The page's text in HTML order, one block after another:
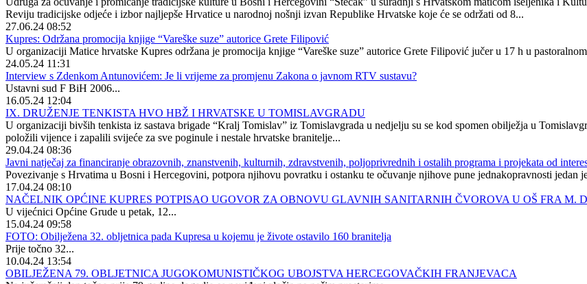
Reviju tradicijske odjeće i izbor najljepše Hrvatice u narodnoj nošnji izvan Republike Hrvatske koje će se održati od 8...
27.06.24 08:52
Kupres: Održana promocija knjige “Vareške suze” autorice Grete Filipović
U organizaciji Matice hrvatske Kupres održana je promocija knjige “Vareške suze” autorice Grete Filipović jučer u 17 h u
24.05.24 11:31
Interview s Zdenkom Antunovićem: Je li vrijeme za promjenu Zakona o javnom RTV sustavu?
Ustavni sud F BiH 2006...
16.05.24 12:04
IX. DRUŽENJE TENKISTA HVO HBŽ I HRVATSKE U TOMISLAVGRADU
U organizaciji bivših tenkista iz sastava brigade “Kralj Tomislav” iz Tomislavgrada u nedjelju su se kod spomen obilježja u
položili vijence i zapalili svijeće za sve poginule i nestale hrvatske branitelje...
29.04.24 08:36
Javni natječaj za financiranje obrazovnih, znanstvenih, kulturnih, zdravstvenih, poljoprivrednih i ostalih programa i projekata od
Povezivanje s Hrvatima u Bosni i Hercegovini, potpora njihovu povratku i ostanku te očuvanje njihove pune jednakopravnosti jedan
17.04.24 08:10
NAČELNIK OPĆINE KUPRES POTPISAO UGOVOR ZA OBNOVU GLAVNIH SANITARNIH ČVOROVA U OŠ FRA M.
U vijećnici Općine Grude u petak, 12...
15.04.24 09:58
FOTO: Obilježena 32. obljetnica pada Kupresa u kojemu je živote ostavilo 160 branitelja
Prije točno 32...
10.04.24 13:54
OBILJEŽENA 79. OBLJETNICA JUGOKOMUNISTIČKOG UBOJSTVA HERCEGOVAČKIH FRANJEVACA